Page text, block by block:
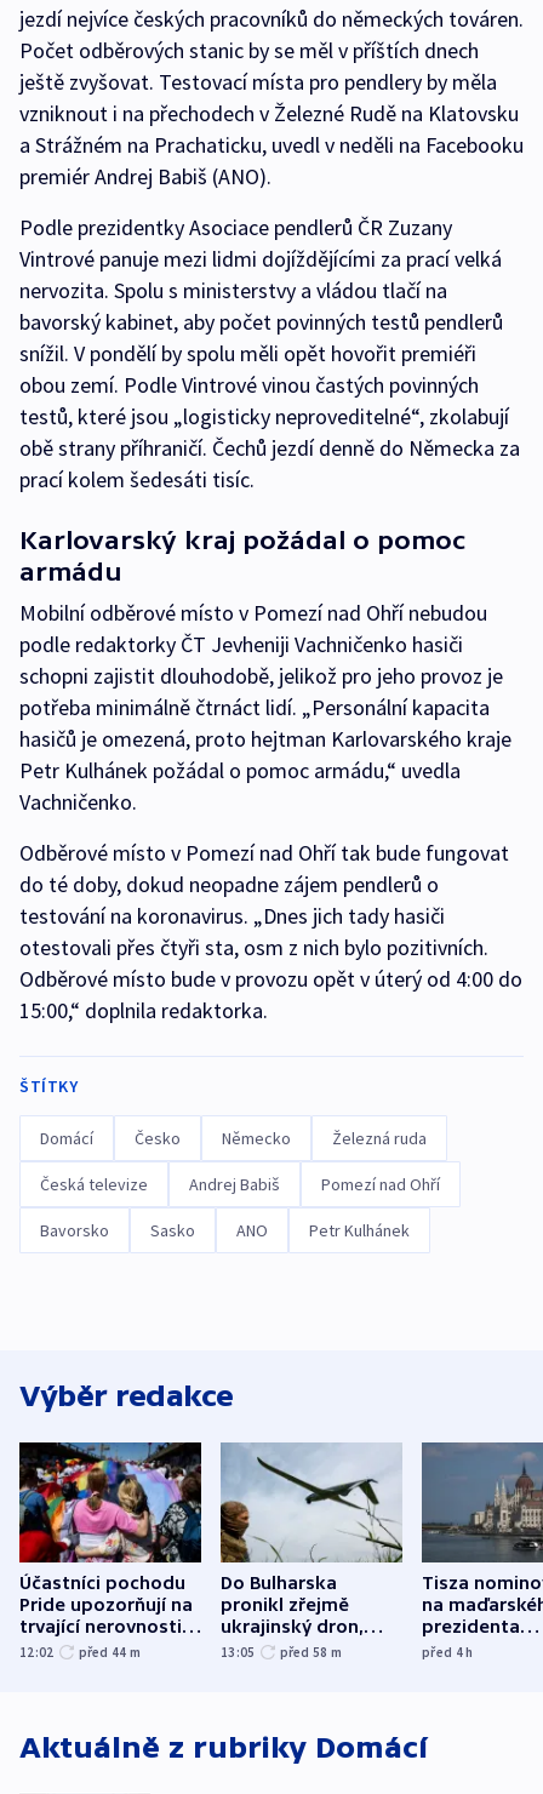
jezdí nejvíce českých pracovníků do německých továren.
Počet odběrových stanic by se měl v příštích dnech
ještě zvyšovat. Testovací místa pro pendlery by měla
vzniknout i na přechodech v Železné Rudě na Klatovsku
a Strážném na Prachaticku, uvedl v neděli na Facebooku
premiér Andrej Babiš (ANO).
Podle prezidentky Asociace pendlerů ČR Zuzany
Vintrové panuje mezi lidmi dojíždějícími za prací velká
nervozita. Spolu s ministerstvy a vládou tlačí na
bavorský kabinet, aby počet povinných testů pendlerů
snížil. V pondělí by spolu měli opět hovořit premiéři
obou zemí. Podle Vintrové vinou častých povinných
testů, které jsou „logisticky neproveditelné“, zkolabují
obě strany příhraničí. Čechů jezdí denně do Německa za
prací kolem šedesáti tisíc.
Karlovarský kraj požádal o pomoc
armádu
Mobilní odběrové místo v Pomezí nad Ohří nebudou
podle redaktorky ČT Jevheniji Vachničenko hasiči
schopni zajistit dlouhodobě, jelikož pro jeho provoz je
potřeba minimálně čtrnáct lidí. „Personální kapacita
hasičů je omezená, proto hejtman Karlovarského kraje
Petr Kulhánek požádal o pomoc armádu,“ uvedla
Vachničenko.
Odběrové místo v Pomezí nad Ohří tak bude fungovat
do té doby, dokud neopadne zájem pendlerů o
testování na koronavirus. „Dnes jich tady hasiči
otestovali přes čtyři sta, osm z nich bylo pozitivních.
Odběrové místo bude v provozu opět v úterý od 4:00 do
15:00,“ doplnila redaktorka.
ŠTÍTKY
Domácí Česko Německo Železná ruda
Česká televize Andrej Babiš Pomezí nad Ohří
Bavorsko Sasko ANO Petr Kulhánek
Výběr redakce
Účastníci pochodu
Pride upozorňují na
trvající nerovnosti i
společenskou
12:02 před 44 m
Do Bulharska
pronikl zřejmě
ukrajinský dron,
explodoval kilometr
13:05 před 58 m
Tisza
na
prezidenta
bývalého
před 4h
Aktuálně z rubriky Domácí